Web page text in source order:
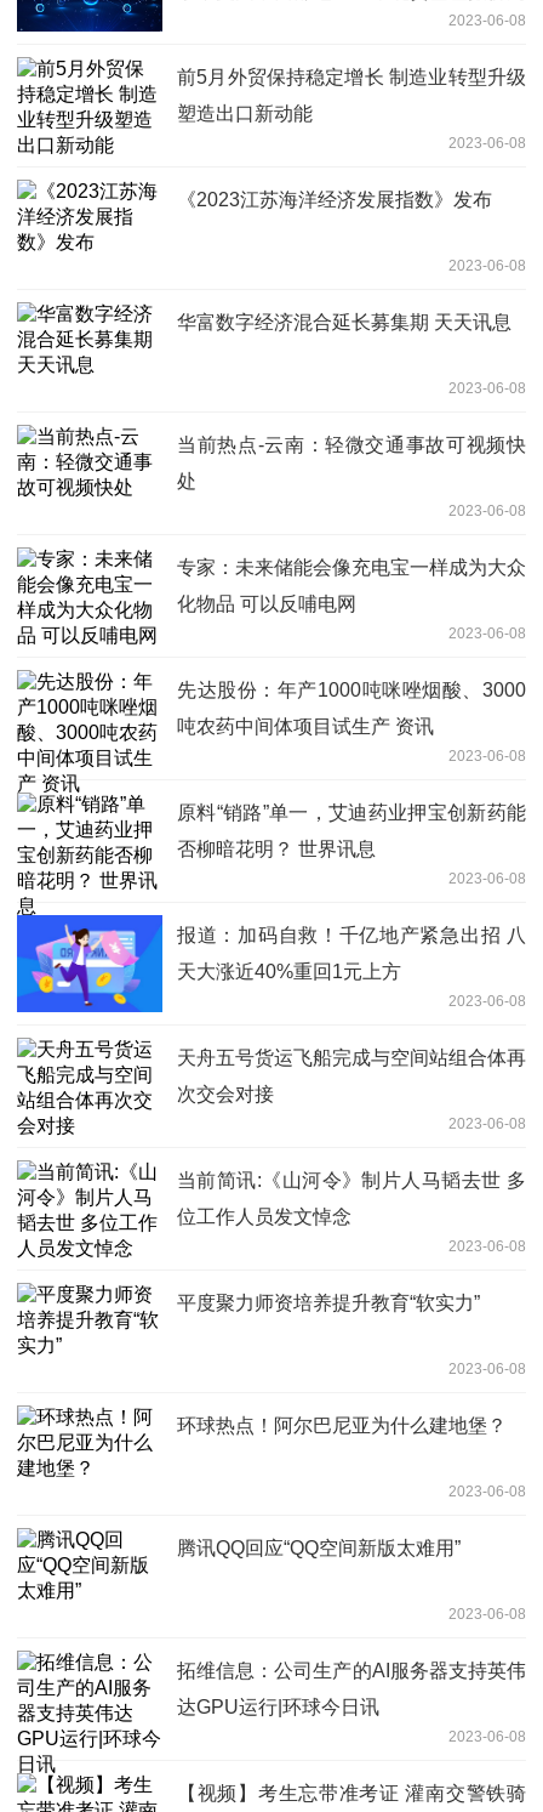
三持稳至走低，大豆基差报价大致持稳|
全球即时
2023-06-08
前5月外贸保持稳定增长 制造业转型升级
塑造出口新动能
2023-06-08
《2023江苏海洋经济发展指数》发布
2023-06-08
华富数字经济混合延长募集期 天天讯息
2023-06-08
当前热点-云南：轻微交通事故可视频快
处
2023-06-08
专家：未来储能会像充电宝一样成为大众
化物品 可以反哺电网
2023-06-08
先达股份：年产1000吨咪唑烟酸、3000
吨农药中间体项目试生产 资讯
2023-06-08
原料“销路”单一，艾迪药业押宝创新药能
否柳暗花明？ 世界讯息
2023-06-08
报道：加码自救！千亿地产紧急出招 八
天大涨近40%重回1元上方
2023-06-08
天舟五号货运飞船完成与空间站组合体再
次交会对接
2023-06-08
当前简讯:《山河令》制片人马韬去世 多
位工作人员发文悼念
2023-06-08
平度聚力师资培养提升教育“软实力”
2023-06-08
环球热点！阿尔巴尼亚为什么建地堡？
2023-06-08
腾讯QQ回应“QQ空间新版太难用”
2023-06-08
拓维信息：公司生产的AI服务器支持英伟
达GPU运行|环球今日讯
2023-06-08
【视频】考生忘带准考证 灌南交警铁骑